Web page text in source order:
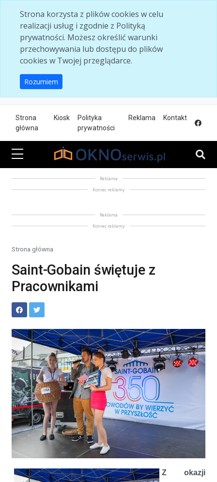
Strona korzysta z plików cookies w celu
realizacji usług i zgodnie z Polityką
prywatności. Możesz określić warunki
przechowywania lub dostępu do plików
cookies w Twojej przeglądarce.
Rozumiem
Strona
główna
Kiosk
Polityka
prywatności
Reklama Kontakt
Reklama
Koniec reklamy
Reklama
Koniec reklamy
Strona główna
Saint-Gobain świętuje z
Pracownikami
Z okazji